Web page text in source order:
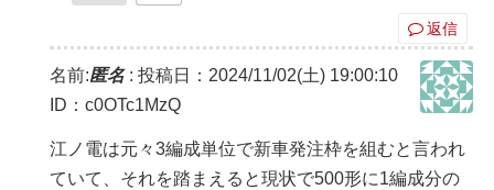
返信
名前:匿名: 投稿日：2024/11/02(土) 19:00:10
ID：c0OTc1MzQ
江ノ電は元々3編成単位で新車発注枠を組むと言われ
ていて、それを踏まえると現状で500形に1編成分の